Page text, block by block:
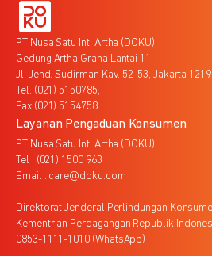
PT Nusa Satu Inti Artha (DOKU)
Gedung Artha Graha Lantai 11
Jl. Jend. Sudirman Kav. 52-53, Jakarta
Tel. (021) 5150785,
Fax (021) 5154758
Layanan Pengaduan Konsumen
PT Nusa Satu Inti Artha (DOKU)
Tel : (021) 1500 963
Email : care@doku.com
Direktorat Jenderal Perlindungan
Kementrian Perdagangan Republik
0853-1111-1010 (WhatsApp)